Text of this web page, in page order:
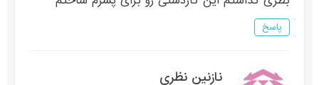
پاسخ
نازنین نظری